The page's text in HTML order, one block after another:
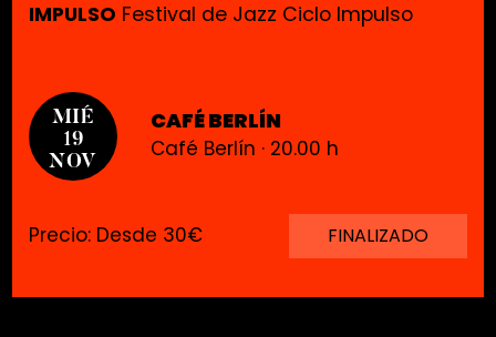
IMPULSO Festival de Jazz Ciclo Impulso
MIÉ
19
NOV
CAFÉ BERLÍN
Café Berlín · 20.00 h
Precio: Desde 30€ FINALIZADO